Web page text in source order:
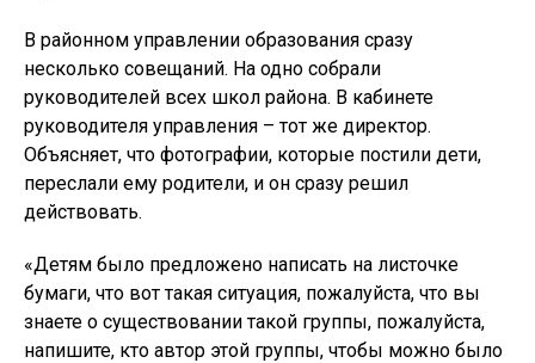
В районном управлении образования сразу
несколько совещаний. На одно собрали
руководителей всех школ района. В кабинете
руководителя управления – тот же директор.
Объясняет, что фотографии, которые постили дети,
переслали ему родители, и он сразу решил
действовать.
«Детям было предложено написать на листочке
бумаги, что вот такая ситуация, пожалуйста, что вы
знаете о существовании такой группы, пожалуйста,
напишите, кто автор этой группы, чтобы можно было